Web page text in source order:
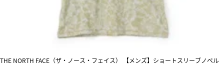
THE NORTH FACE（ザ・ノース・フェイス） 【メンズ】ショートスリーブノベル